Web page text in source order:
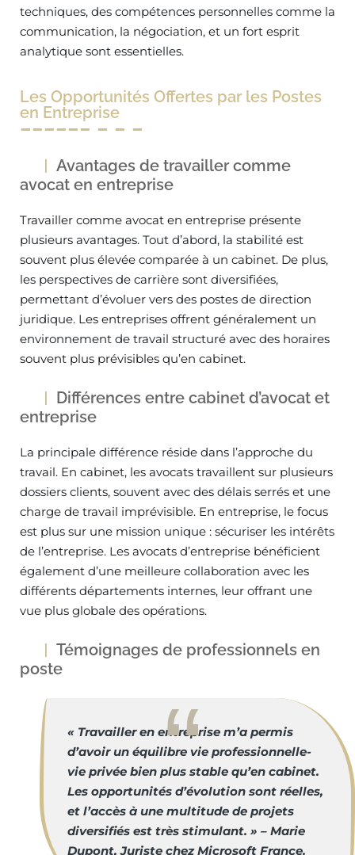
techniques, des compétences personnelles comme la
communication, la négociation, et un fort esprit
analytique sont essentielles.
Les Opportunités Offertes par les Postes
en Entreprise
Avantages de travailler comme
avocat en entreprise
Travailler comme avocat en entreprise présente
plusieurs avantages. Tout d’abord, la stabilité est
souvent plus élevée comparée à un cabinet. De plus,
les perspectives de carrière sont diversifiées,
permettant d’évoluer vers des postes de direction
juridique. Les entreprises offrent généralement un
environnement de travail structuré avec des horaires
souvent plus prévisibles qu’en cabinet.
Différences entre cabinet d’avocat et
entreprise
La principale différence réside dans l’approche du
travail. En cabinet, les avocats travaillent sur plusieurs
dossiers clients, souvent avec des délais serrés et une
charge de travail imprévisible. En entreprise, le focus
est plus sur une mission unique : sécuriser les intérêts
de l’entreprise. Les avocats d’entreprise bénéficient
également d’une meilleure collaboration avec les
différents départements internes, leur offrant une
vue plus globale des opérations.
Témoignages de professionnels en
poste
« Travailler en entreprise m’a permis
d’avoir un équilibre vie professionnelle-
vie privée bien plus stable qu’en cabinet.
Les opportunités d’évolution sont réelles,
et l’accès à une multitude de projets
diversifiés est très stimulant. » – Marie
Dupont, Juriste chez Microsoft France.